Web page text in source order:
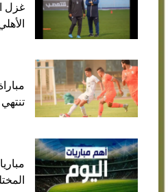
غزل
تنتهي